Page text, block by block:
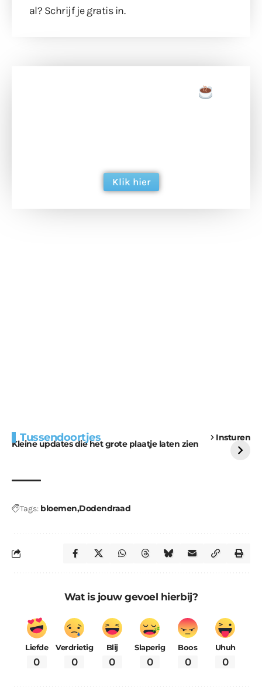
al? Schrijf je gratis in.
Klik hier
Tussendoortjes Insturen
Kleine updates die het grote plaatje laten zien
voor kabouters
uitdaging
Tags: bloemen Dodendraad
Wat is jouw gevoel hierbij?
Liefde
0
Verdrietig
0
Blij
0
Slaperig
0
Boos
0
Uhuh
0